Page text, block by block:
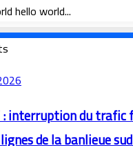
hello world...
: interruption du trafic
de la banlieue